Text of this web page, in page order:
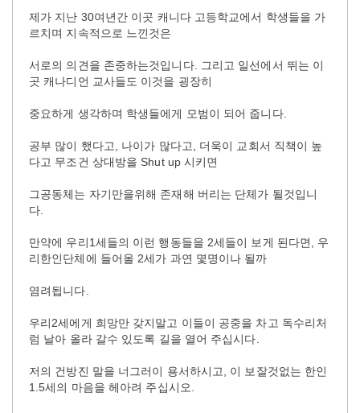
제가 지난 30여년간 이곳 캐니다 고등학교에서 학생들을 가
르치며 지속적으로 느낀것은
서로의 의견을 존중하는것입니다. 그리고 일선에서 뛰는 이
곳 캐나디언 교사들도 이것을 굉장히
중요하게 생각하며 학생들에게 모범이 되어 줍니다.
공부 많이 했다고, 나이가 많다고, 더욱이 교회서 직책이 높
다고 무조건 상대방을 Shut up 시키면
그공동체는 자기만을위해 존재해 버리는 단체가 될것입니
다.
만약에 우리1세들의 이런 행동들을 2세들이 보게 된다면, 우
리한인단체에 들어올 2세가 과연 몇명이나 될까
염려됩니다.
우리2세에게 희망만 갖지말고 이들이 공중을 차고 독수리처
럼 날아 올라 갈수 있도록 길을 열어 주십시다.
저의 건방진 말을 너그러이 용서하시고, 이 보잘것없는 한인
1.5세의 마음을 헤아려 주십시오.